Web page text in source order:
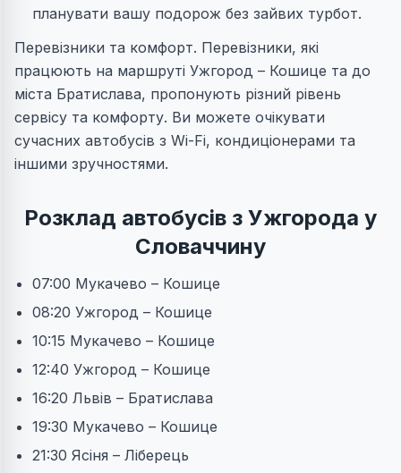
планувати вашу подорож без зайвих турбот.
Перевізники та комфорт. Перевізники, які
працюють на маршруті Ужгород – Кошице та до
міста Братислава, пропонують різний рівень
сервісу та комфорту. Ви можете очікувати
сучасних автобусів з Wi-Fi, кондиціонерами та
іншими зручностями.
Розклад автобусів з Ужгорода у
Словаччину
07:00 Мукачево – Кошице
08:20 Ужгород – Кошице
10:15 Мукачево – Кошице
12:40 Ужгород – Кошице
16:20 Львів – Братислава
19:30 Мукачево – Кошице
21:30 Ясіня – Ліберець